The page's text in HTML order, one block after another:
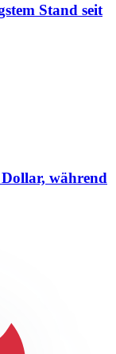
Stand seit
während